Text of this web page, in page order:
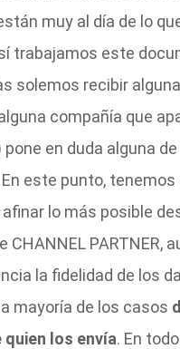
muy al día de lo
trabajamos este
solemos recibir
compañía que
pone en duda alguna
este punto, tenemos
lo más posible
CHANNEL PARTNER,
la fidelidad de los
mayoría de los casos
quien los envía. En